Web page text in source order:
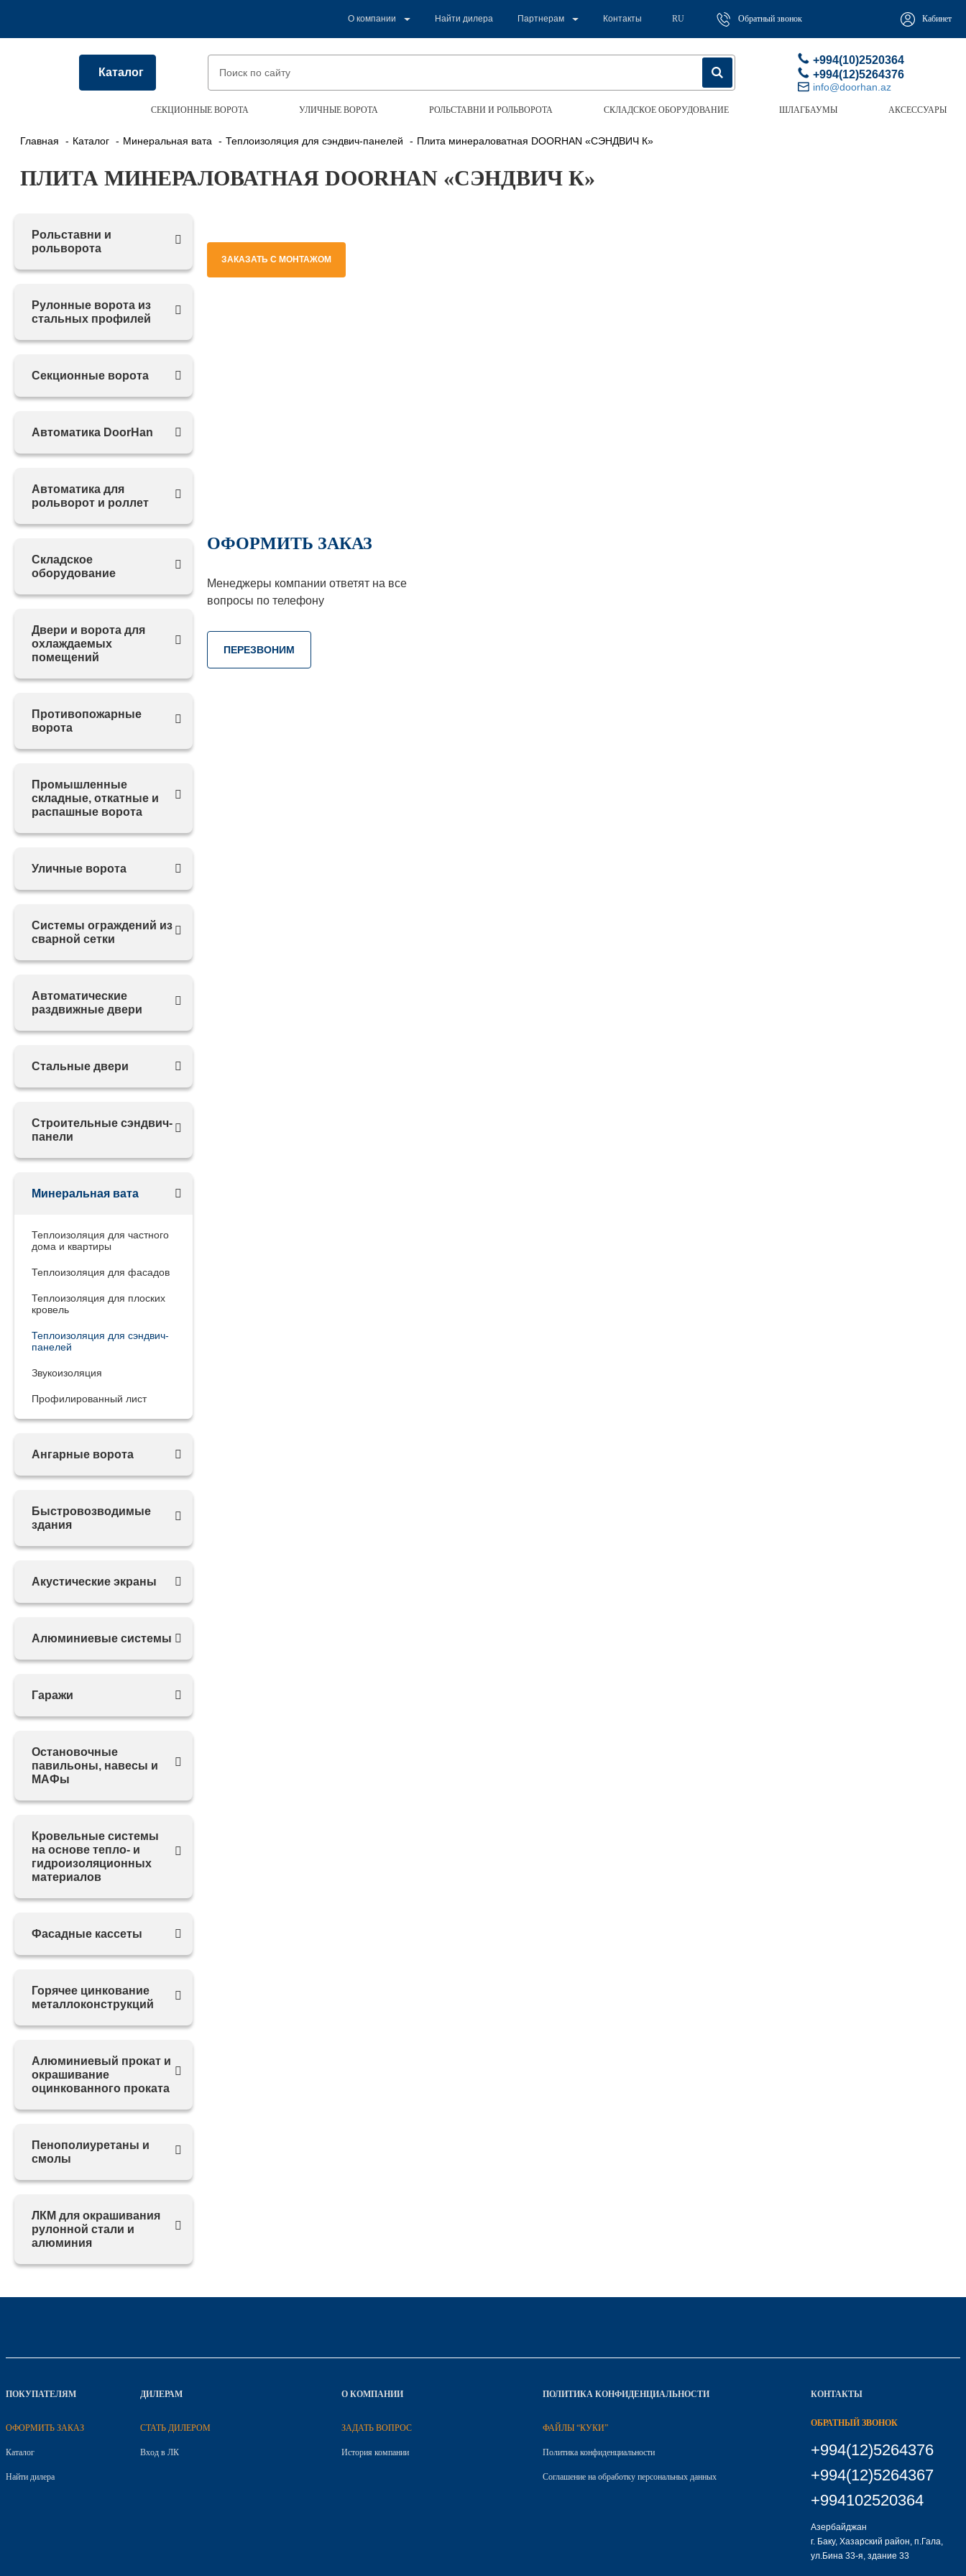
О компании Найти дилера Партнерам Контакты RU Обратный звонок Кабинет
Каталог
+994(10)2520364
+994(12)5264376
info@doorhan.az
СЕКЦИОННЫЕ ВОРОТА УЛИЧНЫЕ ВОРОТА РОЛЬСТАВНИ И РОЛЬВОРОТА СКЛАДСКОЕ ОБОРУДОВАНИЕ ШЛАГБАУМЫ АКСЕССУАРЫ
Главная Каталог Минеральная вата Теплоизоляция для сэндвич-панелей Плита минераловатная DOORHAN «СЭНДВИЧ К»
ПЛИТА МИНЕРАЛОВАТНАЯ DOORHAN «СЭНДВИЧ К»
Рольставни и
рольворота
Рулонные ворота из
стальных профилей
Секционные ворота
Автоматика DoorHan
Автоматика для
рольворот и роллет
Складское
оборудование
Двери и ворота для
охлаждаемых
помещений
Противопожарные
ворота
Промышленные
складные, откатные и
распашные ворота
Уличные ворота
Системы ограждений из
сварной сетки
Автоматические
раздвижные двери
Стальные двери
Строительные сэндвич-
панели
Минеральная вата
Теплоизоляция для частного
дома и квартиры
Теплоизоляция для фасадов
Теплоизоляция для плоских
кровель
Теплоизоляция для сэндвич-
панелей
Звукоизоляция
Профилированный лист
Ангарные ворота
Быстровозводимые
здания
Акустические экраны
Алюминиевые системы
Гаражи
Остановочные
павильоны, навесы и
МАФы
Кровельные системы
на основе тепло- и
гидроизоляционных
материалов
Фасадные кассеты
Горячее цинкование
металлоконструкций
Алюминиевый прокат и
окрашивание
оцинкованного проката
Пенополиуретаны и
смолы
ЛКМ для окрашивания
рулонной стали и
алюминия
ЗАКАЗАТЬ С МОНТАЖОМ
ОФОРМИТЬ ЗАКАЗ
Менеджеры компании ответят на все
вопросы по телефону
ПЕРЕЗВОНИМ
ПОКУПАТЕЛЯМ
ОФОРМИТЬ ЗАКАЗ
Каталог
Найти дилера
ДИЛЕРАМ
СТАТЬ ДИЛЕРОМ
Вход в ЛК
О КОМПАНИИ
ЗАДАТЬ ВОПРОС
История компании
ПОЛИТИКА КОНФИДЕНЦИАЛЬНОСТИ
ФАЙЛЫ “КУКИ”
Политика конфиденциальности
Соглашение на обработку персональных данных
КОНТАКТЫ
ОБРАТНЫЙ ЗВОНОК
+994(12)5264376
+994(12)5264367
+994102520364
Азербайджан
г. Баку, Хазарский район, п.Гала,
ул.Бина 33-я, здание 33